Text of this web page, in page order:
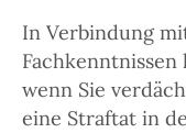
In Verbindung
wenn Sie
eine Straftat in